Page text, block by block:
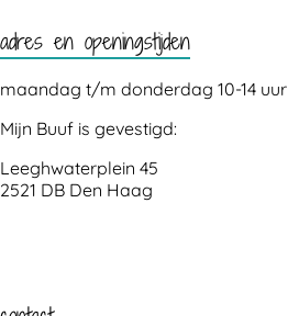
adres en openingstijden
maandag t/m donderdag 10-14 uur
Mijn Buuf is gevestigd:
Leeghwaterplein 45
2521 DB Den Haag